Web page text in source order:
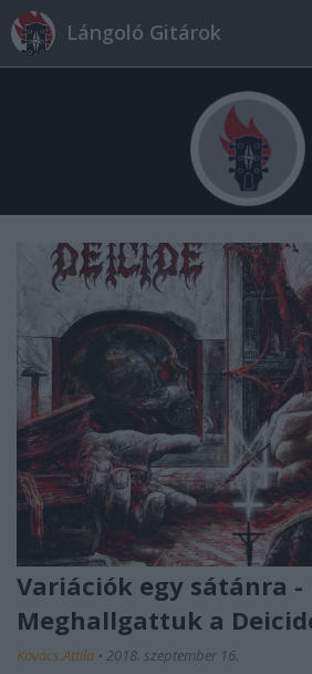
Lángoló Gitárok
Variációk egy sátánra -
Meghallgattuk a
Kovács.Attila • 2018. szeptember 16.